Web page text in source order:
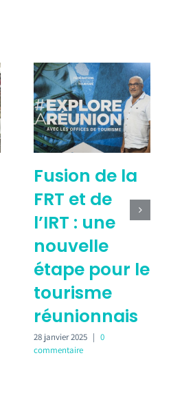
Fusion de la
FRT et de
l’IRT : une
nouvelle
étape pour le
tourisme
réunionnais
28 janvier 2025 | 0
commentaire